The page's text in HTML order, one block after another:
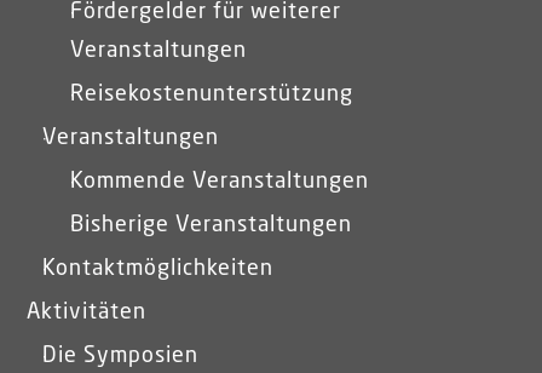
Fördergelder für weiterer
Veranstaltungen
Reisekostenunterstützung
Veranstaltungen
Kommende Veranstaltungen
Bisherige Veranstaltungen
Kontaktmöglichkeiten
Aktivitäten
Die Symposien